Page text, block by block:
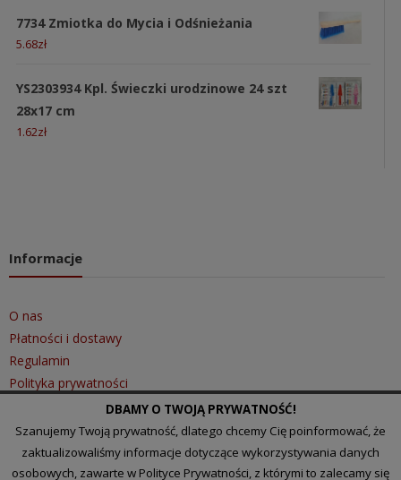
7734 Zmiotka do Mycia i Odśnieżania
5.68zł
YS2303934 Kpl. Świeczki urodzinowe 24 szt
28x17 cm
1.62zł
Informacje
O nas
Płatności i dostawy
Regulamin
Polityka prywatności
Szybki kontakt
DBAMY O TWOJĄ PRYWATNOŚĆ!
Szanujemy Twoją prywatność, dlatego chcemy Cię poinformować, że
zaktualizowaliśmy informacje dotyczące wykorzystywania danych
osobowych, zawarte w Polityce Prywatności, z którymi to zalecamy się